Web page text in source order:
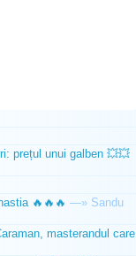
prețul unui galben 💥💥
🔥🔥🔥 —» Sandu
masterandul care